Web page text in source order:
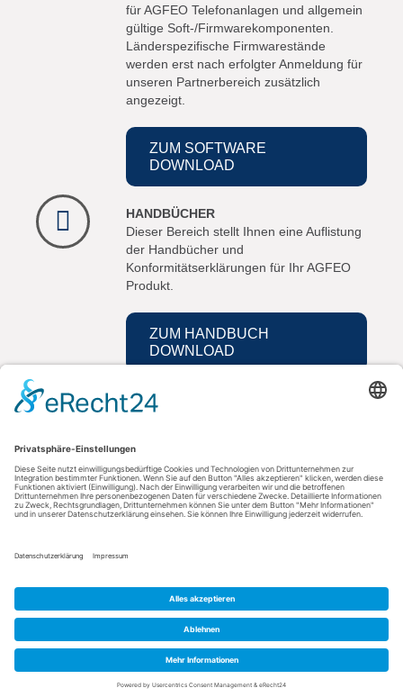
für AGFEO Telefonanlagen und allgemein
gültige Soft-/Firmwarekomponenten.
Länderspezifische Firmwarestände
werden erst nach erfolgter Anmeldung für
unseren Partnerbereich zusätzlich
angezeigt.
ZUM SOFTWARE
DOWNLOAD
HANDBÜCHER
Dieser Bereich stellt Ihnen eine Auflistung
der Handbücher und
Konformitätserklärungen für Ihr AGFEO
Produkt.
ZUM HANDBUCH
DOWNLOAD
Kontakt
AGFEO GmbH & Co. KG
33647 Bielefeld
Fax: +49 521 44709-98555
AGB
Datenschutz
Impressum